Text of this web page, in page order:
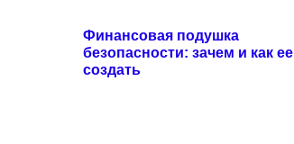
Финансовая подушка
безопасности: зачем и как ее
создать